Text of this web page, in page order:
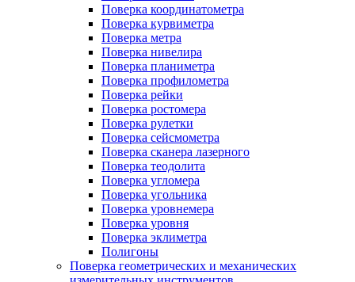
Поверка координатометра
Поверка курвиметра
Поверка метра
Поверка нивелира
Поверка планиметра
Поверка профилометра
Поверка рейки
Поверка ростомера
Поверка рулетки
Поверка сейсмометра
Поверка сканера лазерного
Поверка теодолита
Поверка угломера
Поверка угольника
Поверка уровнемера
Поверка уровня
Поверка эклиметра
Полигоны
Поверка геометрических и механических